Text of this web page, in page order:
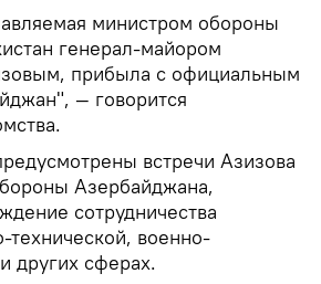
министром обороны
генерал-майором
прибыла с официальным
— говорится
встречи Азизова
Азербайджана,
сотрудничества
технической, военно-
других сферах.